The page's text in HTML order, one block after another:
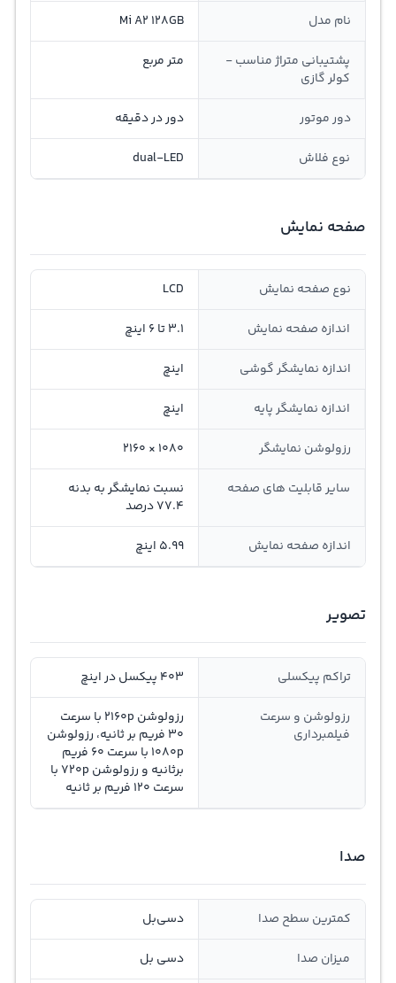
نام مدل Mi A2 128GB
پشتیبانی متراژ مناسب -
کولر گازی
متر مربع
دور موتور دور در دقیقه
نوع فلاش dual-LED
صفحه نمایش
نوع صفحه نمایش LCD
اندازه صفحه نمایش 3.1 تا 6 اینچ
اندازه نمایشگر گوشی اینچ
اندازه نمایشگر پایه اینچ
رزولوشن نمایشگر 1080 × 2160
سایر قابلیت های صفحه
نسبت نمایشگر به بدنه
77.4 درصد
اندازه صفحه نمایش 5.99 اینچ
تصویر
تراکم پیکسلی 403 پیکسل در اینچ
رزولوشن و سرعت
فیلمبرداری
رزولوشن 2160p با سرعت
30 فریم بر ثانیه، رزولوشن
1080p با سرعت 60 فریم
برثانیه و رزولوشن 720p با
سرعت 120 فریم بر ثانیه
صدا
کمترین سطح صدا دسی‌بل
میزان صدا دسی بل